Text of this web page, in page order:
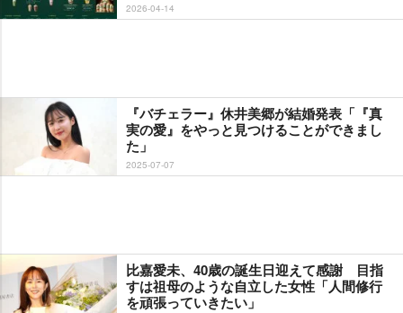
2026-04-14
『バチェラー』休井美郷が結婚発表「『真
実の愛』をやっと見つけることができまし
た」
2025-07-07
比嘉愛未、40歳の誕生日迎えて感謝 目指
すは祖母のような自立した女性「人間修行
を頑張っていきたい」